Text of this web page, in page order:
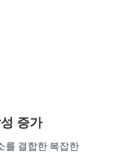
증가
를 결합한 복잡한